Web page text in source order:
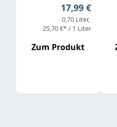
Regulärer
17,99 €
0,70 Liter
25,70 €* / 1 Liter
Zum Produkt